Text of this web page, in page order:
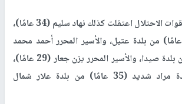
وأضافت المصادر أن قوات الاحتلال اعتقلت كذلك نهاد سليم (34 عامًا)،
ويوسف شلبي (36 عامًا) من بلدة عتيل، والأسير المحرر أحمد محمد
حمدان (35 عامًا) من بلدة صيدا، والأسير المحرر يزن جعار (29 عامًا)،
والأسير المحرر عبادة مراد شديد (35 عامًا) من بلدة علار شمال